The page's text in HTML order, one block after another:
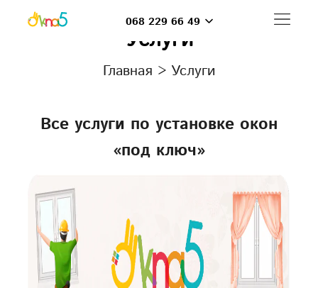
068 229 66 49
Услуги
Главная > Услуги
Все услуги по установке окон
«под ключ»